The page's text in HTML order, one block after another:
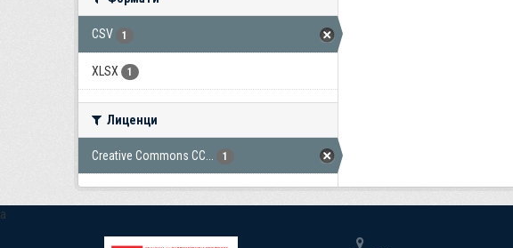
CSV 1
XLSX 1
Лиценци
Creative Commons CC... 1
a